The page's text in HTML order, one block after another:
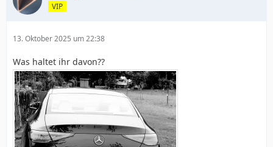
VIP
13. Oktober 2025 um 22:38
Was haltet ihr davon??